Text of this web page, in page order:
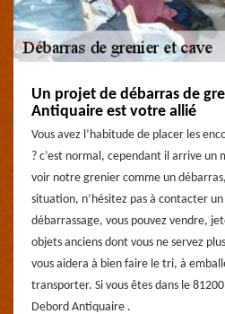
Un projet de débarras de
Antiquaire est votre allié
Vous avez l’habitude de placer les
? c’est normal, cependant il arrive un
voir notre grenier comme un
situation, n’hésitez pas à contacter
débarrassage, vous pouvez vendre,
objets anciens dont vous ne servez
vous aidera à bien faire le tri, à
transporter. Si vous êtes dans le
Debord Antiquaire .